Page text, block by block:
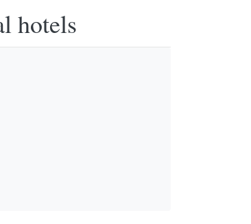
hotels